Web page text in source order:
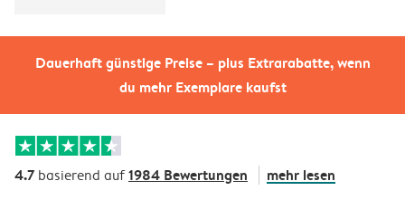
Dauerhaft günstige Preise – plus Extrarabatte, wenn
du mehr Exemplare kaufst
4.7 basierend auf1984 Bewertungen mehr lesen